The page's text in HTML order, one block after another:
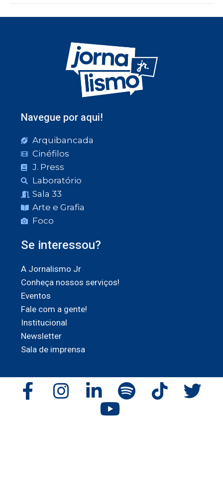
Navegue por aqui!
Arquibancada
Cinéfilos
J. Press
Laboratório
Sala 33
Arte e Grafia
Foco
Se interessou?
A Jornalismo Jr
Conheça nossos serviços!
Eventos
Fale com a gente!
Institucional
Newsletter
Sala de imprensa